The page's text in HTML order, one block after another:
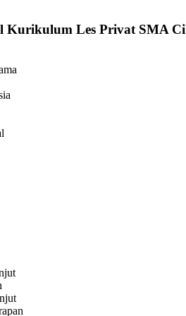
Kurikulum Les Privat SMA